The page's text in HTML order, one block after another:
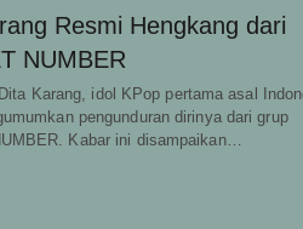
Resmi Hengkang dari
NUMBER
Karang, idol KPop pertama asal
pengunduran dirinya dari grup
Kabar ini disampaikan…